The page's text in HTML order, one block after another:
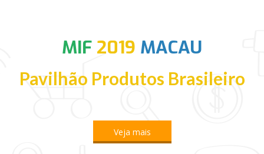
MIF 2019 MACAU
Pavilhão Produtos Brasileiro
Veja mais